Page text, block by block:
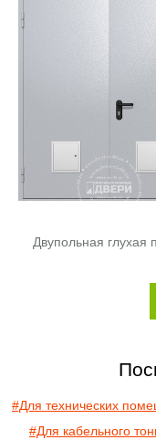
Двупольная
#Для технических
#Для кабельного